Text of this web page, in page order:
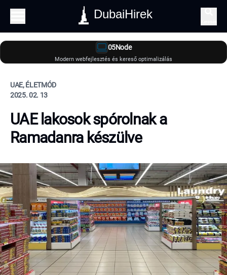
DubaiHirek
05Node
Modern webfejlesztés és kereső optimalizálás
UAE, ÉLETMÓD
2025. 02. 13
UAE lakosok spórolnak a
Ramadanra készülve